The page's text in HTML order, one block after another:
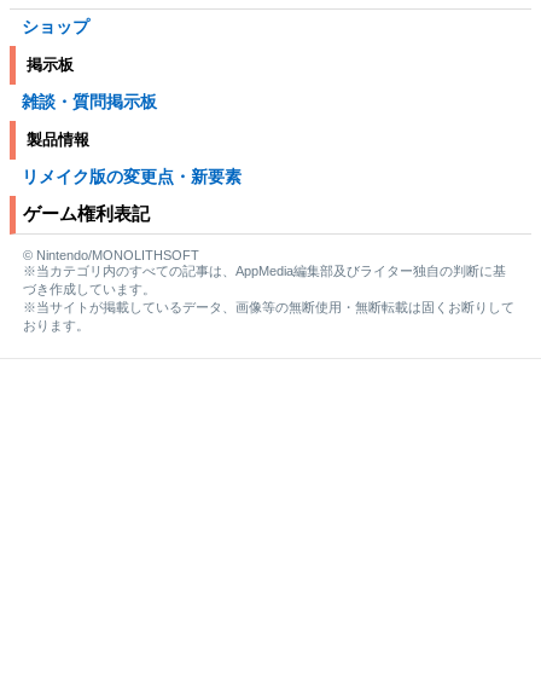
ショップ
掲示板
雑談・質問掲示板
製品情報
リメイク版の変更点・新要素
ゲーム権利表記
© Nintendo/MONOLITHSOFT
※当カテゴリ内のすべての記事は、AppMedia編集部及びライター独自の判断に基
づき作成しています。
※当サイトが掲載しているデータ、画像等の無断使用・無断転載は固くお断りして
おります。